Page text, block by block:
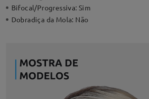
Bifocal/Progressiva:Sim
Dobradiça da Mola: Não